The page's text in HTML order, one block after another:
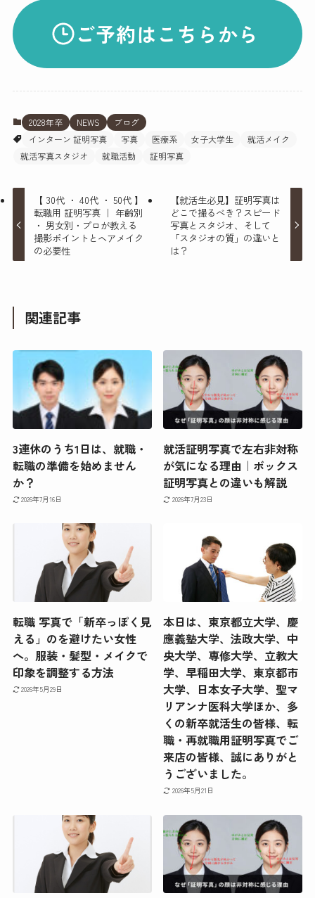
ご予約はこちらから
2028年卒 NEWS
ブログ
インターン 証明写真
写真 医療系 女子大学生
就活メイク
就活写真スタジオ
就職活動 証明写真
【 30代 ・ 40代 ・ 50代 】
転職用 証明写真 ｜ 年齢別
・ 男女別・プロが教える
撮影ポイントとヘアメイク
の必要性
【就活生必見】証明写真は
どこで撮るべき？スピード
写真とスタジオ、そして
「スタジオの質」の違いと
は？
関連記事
3連休のうち1日は、就職・
転職の準備を始めません
か？
2026年7月16日
就活証明写真で左右非対称
が気になる理由｜ボックス
証明写真との違いも解説
2026年7月23日
転職 写真で「新卒っぽく見
える」のを避けたい女性
へ。服装・髪型・メイクで
印象を調整する方法
2026年5月29日
本日は、東京都立大学、慶
應義塾大学、法政大学、中
央大学、専修大学、立教大
学、早稲田大学、東京都市
大学、日本女子大学、聖マ
リアンナ医科大学ほか、多
くの新卒就活生の皆様、転
職・再就職用証明写真でご
来店の皆様、誠にありがと
うございました。
2026年5月21日